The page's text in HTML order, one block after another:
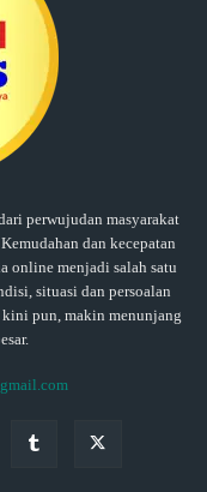
perwujudan masyarakat
dan kecepatan
online menjadi salah satu
situasi dan persoalan
pun, makin menunjang